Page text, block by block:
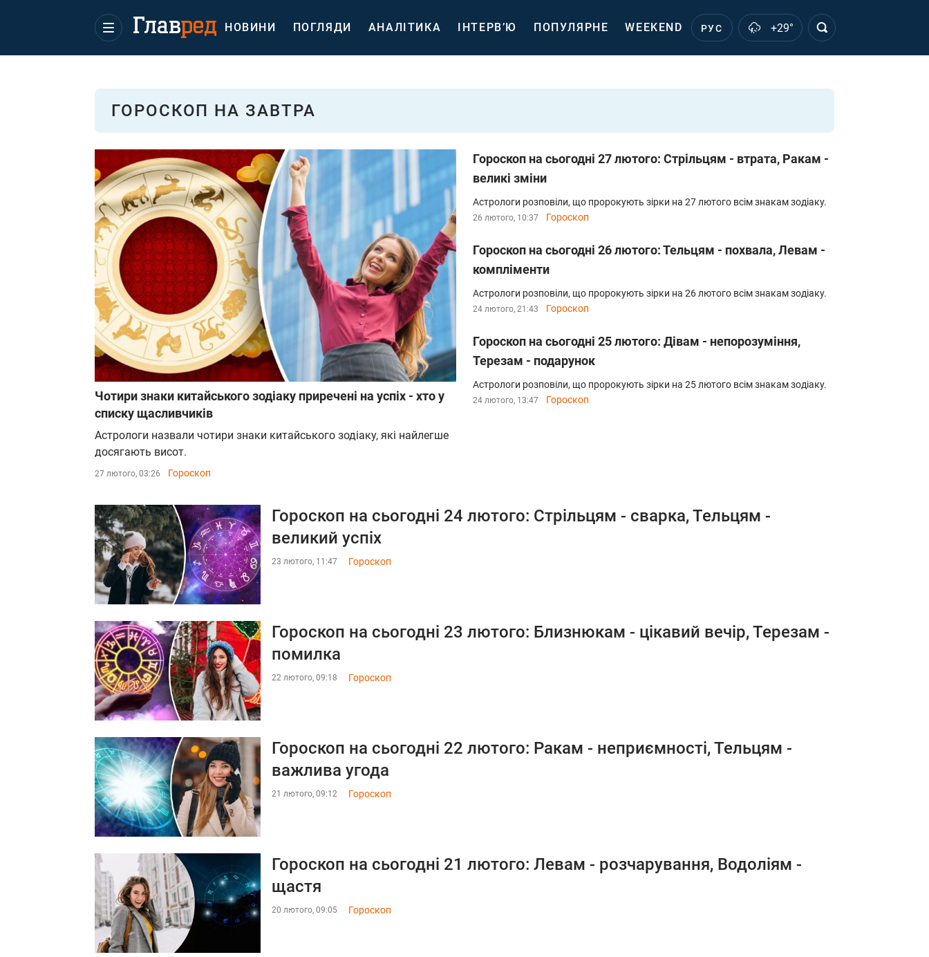
НОВИНИ ПОГЛЯДИ АНАЛІТИКА ІНТЕРВ’Ю ПОПУЛЯРНЕ WEEKEND РУС +29°
ГОРОСКОП НА ЗАВТРА
Чотири знаки китайського зодіаку приречені на успіх - хто у
списку щасливчиків
Астрологи назвали чотири знаки китайського зодіаку, які найлегше
досягають висот.
27 лютого, 03:26 Гороскоп
Гороскоп на сьогодні 27 лютого: Стрільцям - втрата, Ракам -
великі зміни
Астрологи розповіли, що пророкують зірки на 27 лютого всім знакам зодіаку.
26 лютого, 10:37 Гороскоп
Гороскоп на сьогодні 26 лютого: Тельцям - похвала, Левам -
компліменти
Астрологи розповіли, що пророкують зірки на 26 лютого всім знакам зодіаку.
24 лютого, 21:43 Гороскоп
Гороскоп на сьогодні 25 лютого: Дівам - непорозуміння,
Терезам - подарунок
Астрологи розповіли, що пророкують зірки на 25 лютого всім знакам зодіаку.
24 лютого, 13:47 Гороскоп
Гороскоп на сьогодні 24 лютого: Стрільцям - сварка, Тельцям -
великий успіх
23 лютого, 11:47 Гороскоп
Гороскоп на сьогодні 23 лютого: Близнюкам - цікавий вечір, Терезам -
помилка
22 лютого, 09:18 Гороскоп
Гороскоп на сьогодні 22 лютого: Ракам - неприємності, Тельцям -
важлива угода
21 лютого, 09:12 Гороскоп
Гороскоп на сьогодні 21 лютого: Левам - розчарування, Водоліям -
щастя
20 лютого, 09:05 Гороскоп